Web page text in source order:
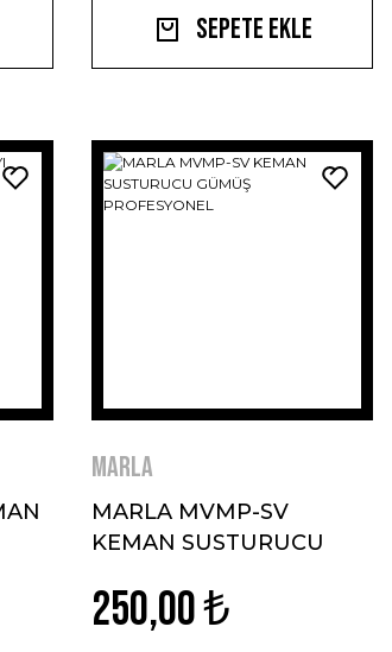
Sepete Ekle
MARLA
MARLA MVMP-SV
KEMAN SUSTURUCU
250,00 ₺